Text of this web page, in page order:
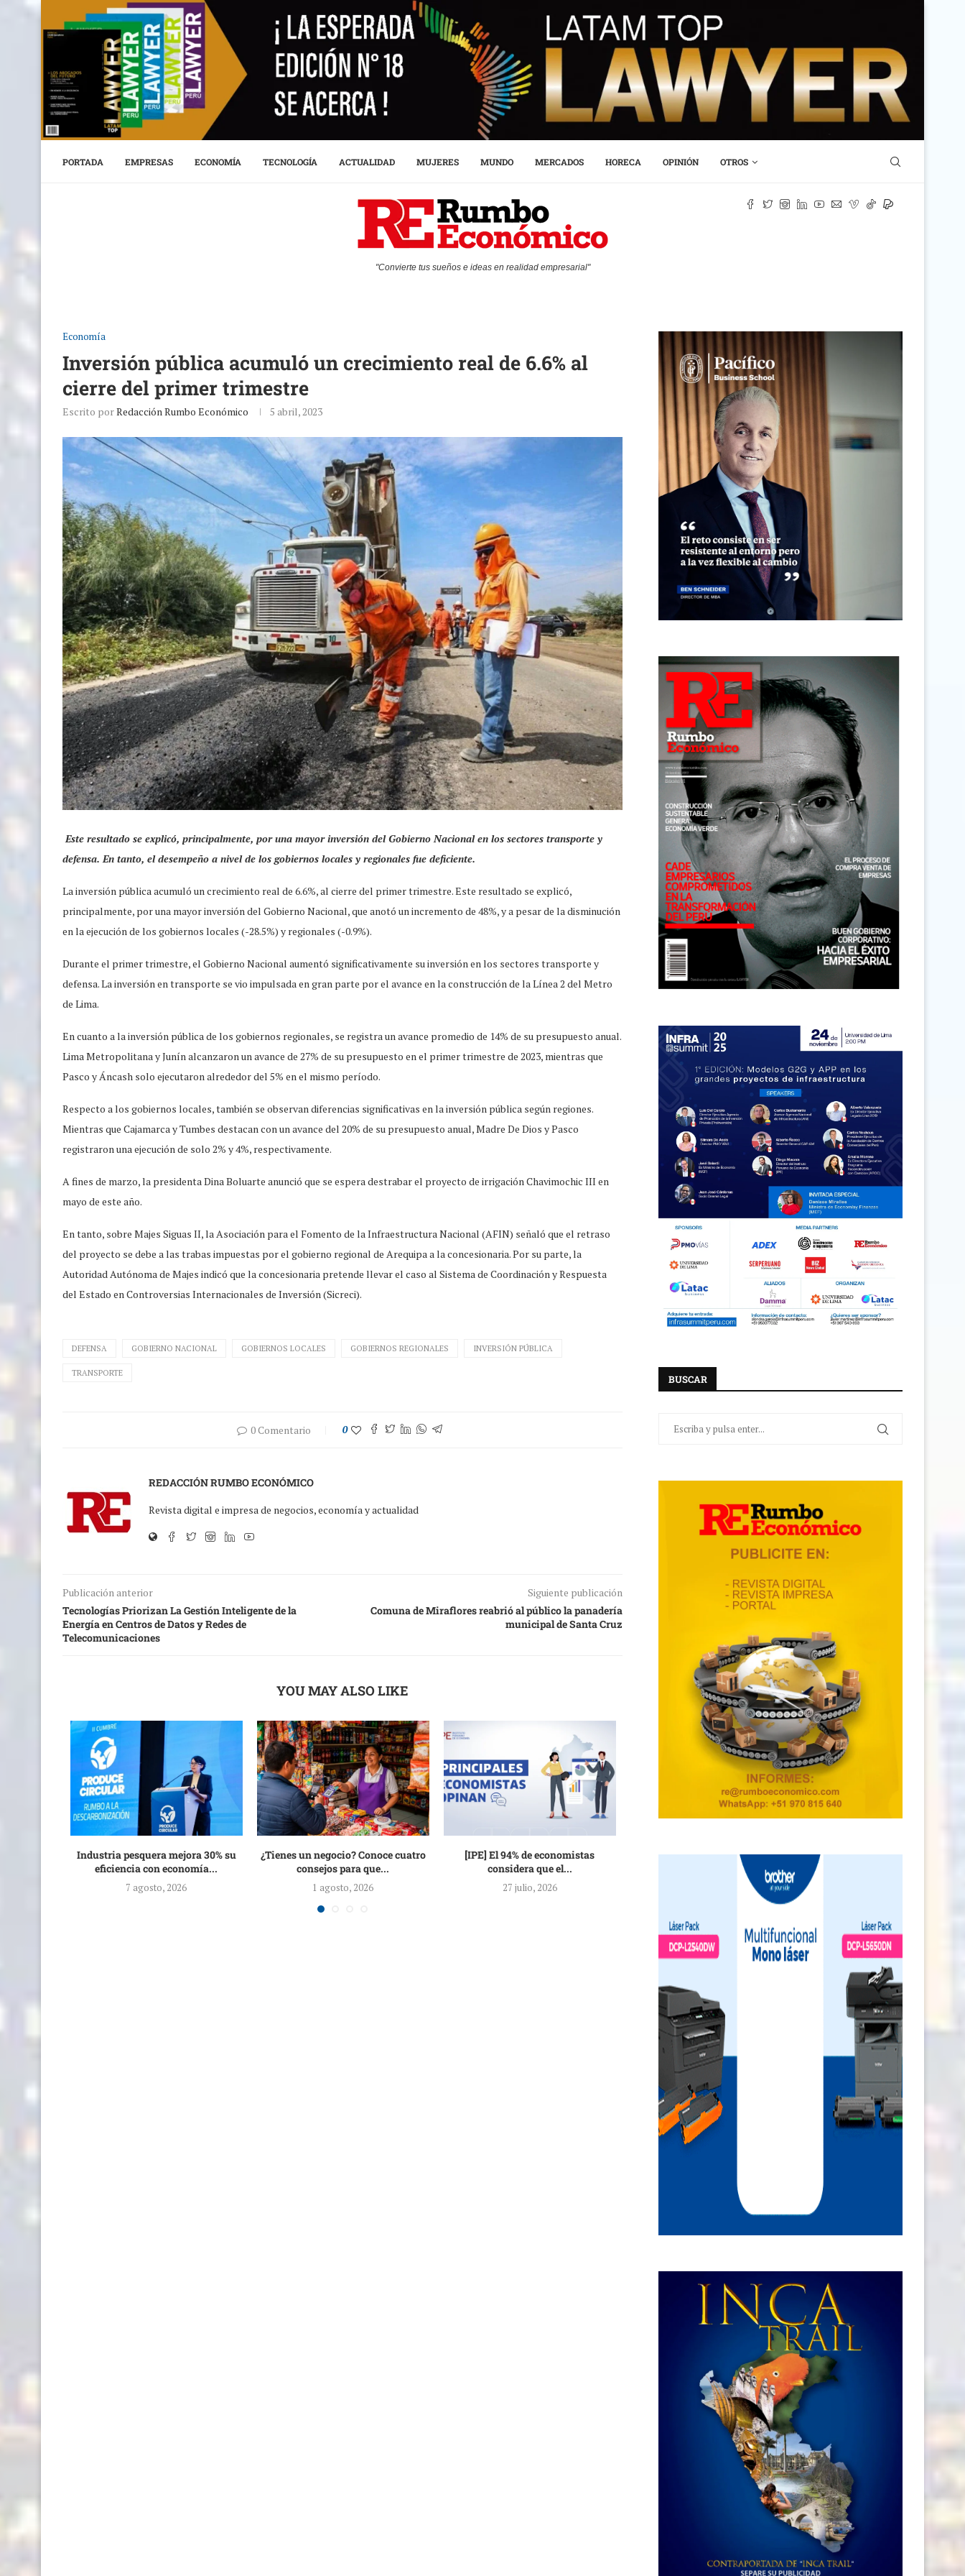
PORTADA EMPRESAS ECONOMÍA TECNOLOGÍA ACTUALIDAD MUJERES MUNDO MERCADOS HORECA OPINIÓN OTROS
"Convierte tus sueños e ideas en realidad empresarial"
Economía
Inversión pública acumuló un crecimiento real de 6.6% al
cierre del primer trimestre
Escrito porRedacción Rumbo Económico 5 abril, 2023
Este resultado se explicó, principalmente, por una mayor inversión del Gobierno Nacional en los sectores transporte y
defensa. En tanto, el desempeño a nivel de los gobiernos locales y regionales fue deficiente.
La inversión pública acumuló un crecimiento real de 6.6%, al cierre del primer trimestre. Este resultado se explicó,
principalmente, por una mayor inversión del Gobierno Nacional, que anotó un incremento de 48%, y a pesar de la disminución
en la ejecución de los gobiernos locales (-28.5%) y regionales (-0.9%).
Durante el primer trimestre, el Gobierno Nacional aumentó significativamente su inversión en los sectores transporte y
defensa. La inversión en transporte se vio impulsada en gran parte por el avance en la construcción de la Línea 2 del Metro
de Lima.
En cuanto a la inversión pública de los gobiernos regionales, se registra un avance promedio de 14% de su presupuesto anual.
Lima Metropolitana y Junín alcanzaron un avance de 27% de su presupuesto en el primer trimestre de 2023, mientras que
Pasco y Áncash solo ejecutaron alrededor del 5% en el mismo período.
Respecto a los gobiernos locales, también se observan diferencias significativas en la inversión pública según regiones.
Mientras que Cajamarca y Tumbes destacan con un avance del 20% de su presupuesto anual, Madre De Dios y Pasco
registraron una ejecución de solo 2% y 4%, respectivamente.
A fines de marzo, la presidenta Dina Boluarte anunció que se espera destrabar el proyecto de irrigación Chavimochic III en
mayo de este año.
En tanto, sobre Majes Siguas II, la Asociación para el Fomento de la Infraestructura Nacional (AFIN) señaló que el retraso
del proyecto se debe a las trabas impuestas por el gobierno regional de Arequipa a la concesionaria. Por su parte, la
Autoridad Autónoma de Majes indicó que la concesionaria pretende llevar el caso al Sistema de Coordinación y Respuesta
del Estado en Controversias Internacionales de Inversión (Sicreci).
DEFENSA GOBIERNO NACIONAL GOBIERNOS LOCALES GOBIERNOS REGIONALES INVERSIÓN PÚBLICA
TRANSPORTE
0 Comentario 0
REDACCIÓN RUMBO ECONÓMICO
Revista digital e impresa de negocios, economía y actualidad
Publicación anterior
Tecnologías Priorizan La Gestión Inteligente de la
Energía en Centros de Datos y Redes de
Telecomunicaciones
Siguiente publicación
Comuna de Miraflores reabrió al público la panadería
municipal de Santa Cruz
YOU MAY ALSO LIKE
Industria pesquera mejora 30% su
eficiencia con economía...
7 agosto, 2026
¿Tienes un negocio? Conoce cuatro
consejos para que...
1 agosto, 2026
[IPE] El 94% de economistas
considera que el...
27 julio, 2026
Transformación digital será clave
para potenciar las exportaciones...
Keiko Fujimori tendría listo
BUSCAR